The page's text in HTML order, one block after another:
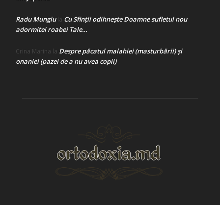
Radu Mungiula Cu Sfinții odihnește Doamne sufletul nou
adormitei roabei Tale…
Crina Marina la Despre păcatul malahiei (masturbării) şi
onaniei (pazei de a nu avea copii)